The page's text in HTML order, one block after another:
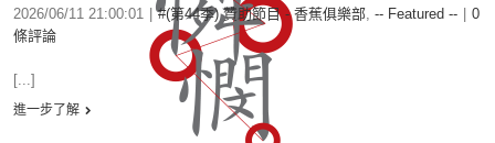
2026/06/11 21:00:01 #(第44季) 贊助節目 - 香蕉俱樂部, -- Featured --
0
條評論
[...]
進一步了解